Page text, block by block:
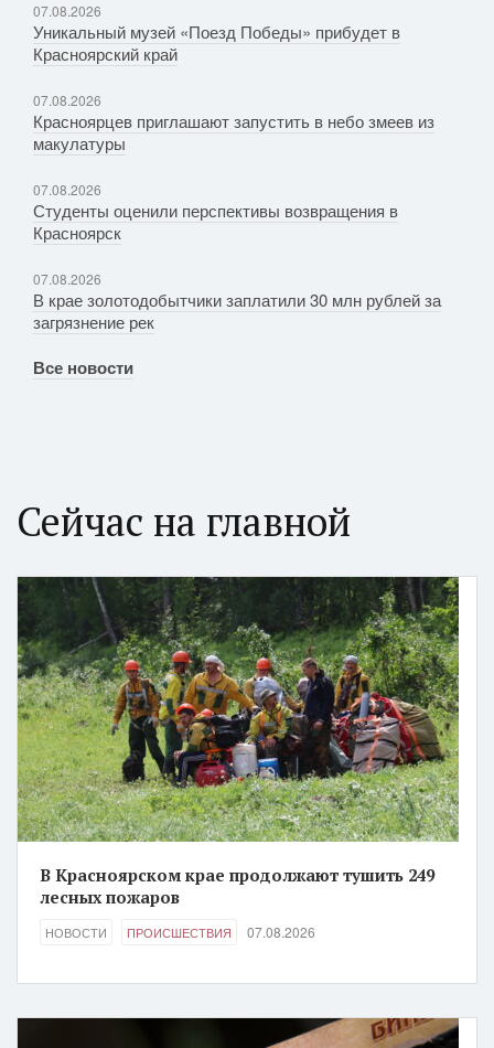
07.08.2026
Уникальный музей «Поезд Победы» прибудет в
Красноярский край
07.08.2026
Красноярцев приглашают запустить в небо змеев из
макулатуры
07.08.2026
Студенты оценили перспективы возвращения в
Красноярск
07.08.2026
В крае золотодобытчики заплатили 30 млн рублей за
загрязнение рек
Все новости
Сейчас на главной
В Красноярском крае продолжают тушить 249
лесных пожаров
НОВОСТИ ПРОИСШЕСТВИЯ 07.08.2026